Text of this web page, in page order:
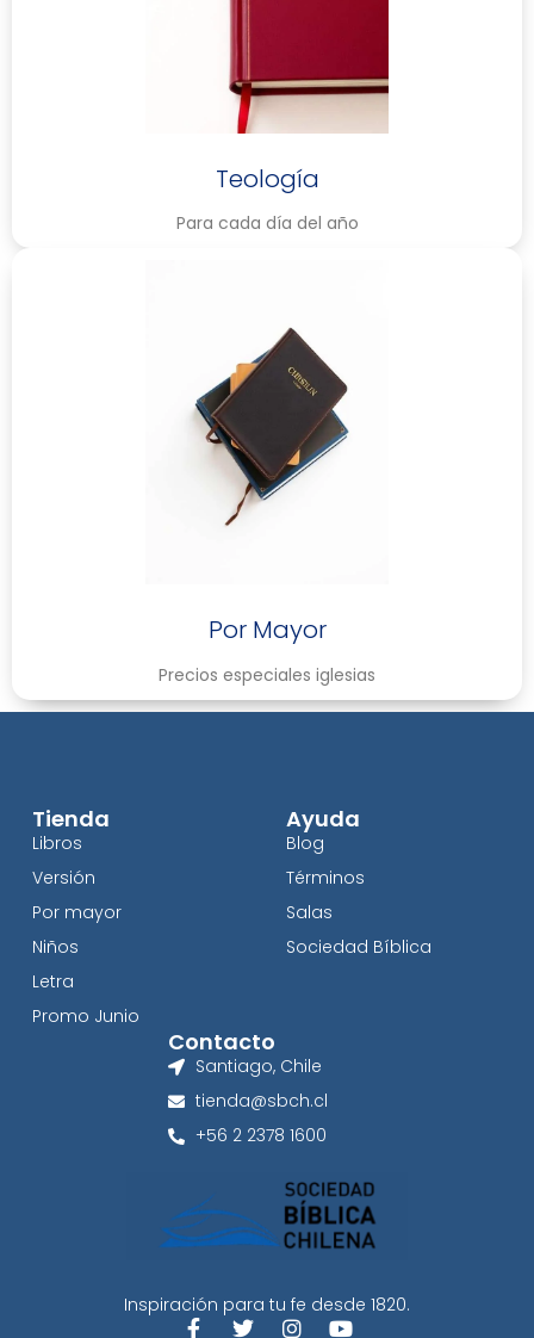
Teología
Para cada día del año
Por Mayor
Precios especiales iglesias
Inspiración para tu fe desde 1820.
Tienda
Libros
Versión
Por mayor
Niños
Letra
Promo Junio
Ayuda
Blog
Términos
Salas
Sociedad Bíblica
Contacto
Santiago, Chile
tienda@sbch.cl
+56 2 2378 1600